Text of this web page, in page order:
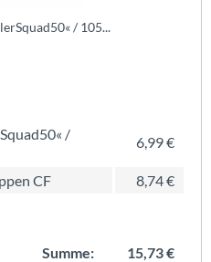
/ 105...
/
6,99 €
CF 8,74 €
Summe:
15,73 €